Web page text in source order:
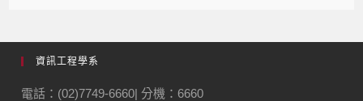
資訊工程學系
電話：(02)7749-6660| 分機：6660